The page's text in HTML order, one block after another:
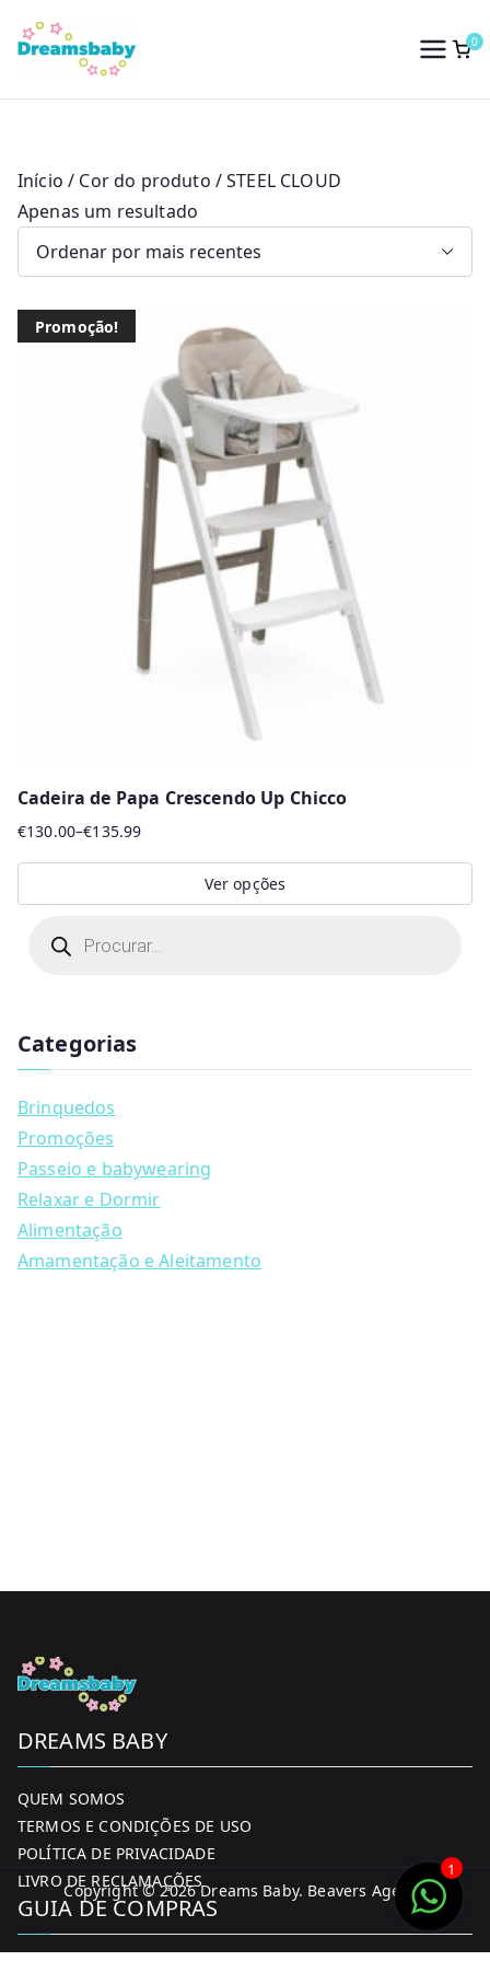
para
conteúdo
Dreams Baby
0
Início / Cor do produto / STEEL CLOUD
Apenas um resultado
Promoção!
Cadeira de Papa Crescendo Up Chicco
€130.00–€135.99
Price
range:
€130.00
€135.99
Ver opções
product
variants.
The
options
may
be
chosen
on
the
s
s
a
r
c
h
Categorias
Brinquedos
Promoções
Passeio e babywearing
Relaxar e Dormir
Alimentação
Amamentação e Aleitamento
DREAMS BABY
QUEM SOMOS
TERMOS E CONDIÇÕES DE USO
POLÍTICA DE PRIVACIDADE
LIVRO DE RECLAMAÇÕES
GUIA DE COMPRAS
Copyright © 2026Dreams Baby. Beavers Agency
1